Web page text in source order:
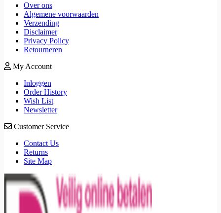
Over ons
Algemene voorwaarden
Verzending
Disclaimer
Privacy Policy
Retourneren
My Account
Inloggen
Order History
Wish List
Newsletter
Customer Service
Contact Us
Returns
Site Map